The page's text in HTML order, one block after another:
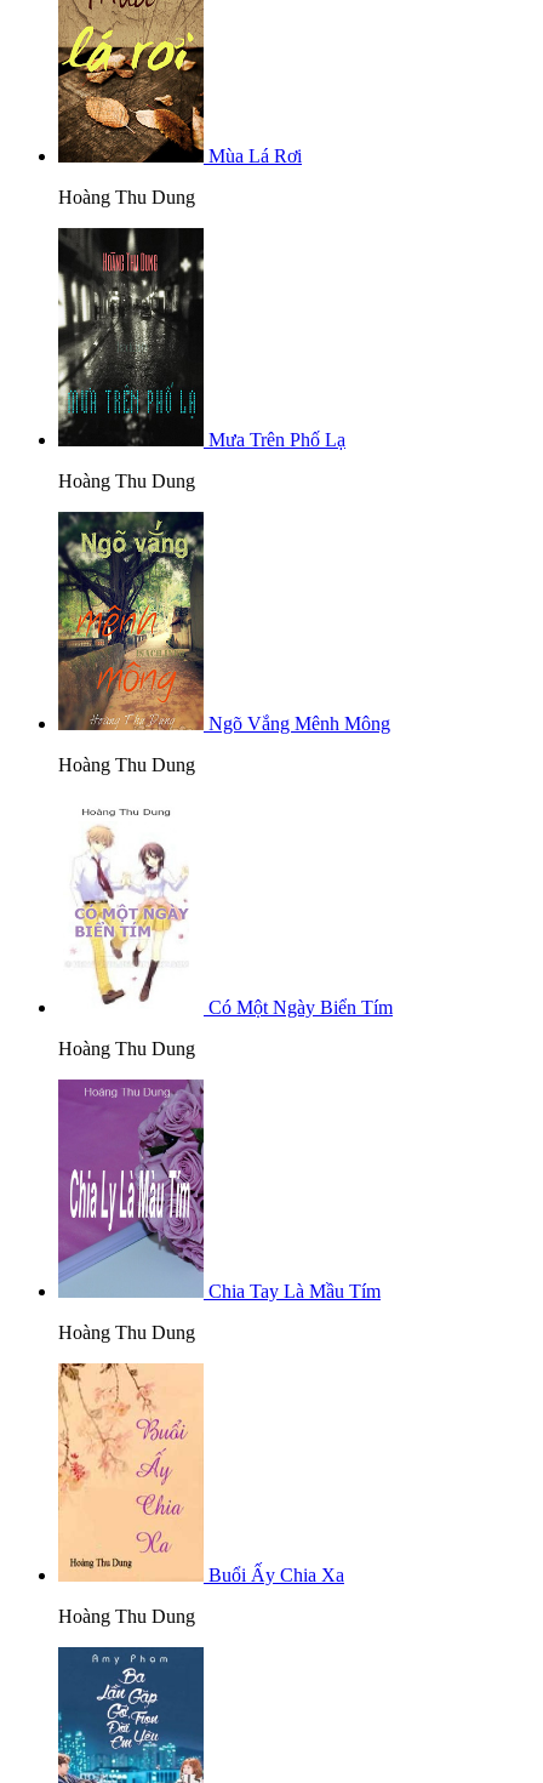
Mùa Lá Rơi
Hoàng Thu Dung
Mưa Trên Phố Lạ
Hoàng Thu Dung
Ngõ Vắng Mênh Mông
Hoàng Thu Dung
Có Một Ngày Biển Tím
Hoàng Thu Dung
Chia Tay Là Mầu Tím
Hoàng Thu Dung
Buổi Ấy Chia Xa
Hoàng Thu Dung